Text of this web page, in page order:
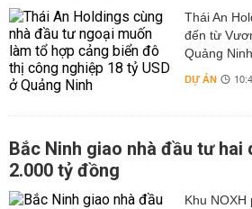
Thái An
đến từ
Quảng
DỰ ÁN
Bắc Ninh giao nhà đầu tư hai
2.000 tỷ đồng
Khu NOXH